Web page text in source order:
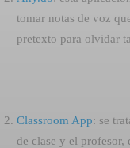
tomar notas de voz
pretexto para olvidar
Classroom App: se
de clase y el profesor,